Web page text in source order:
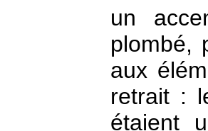
un
plombé,
aux
retrait :
étaient